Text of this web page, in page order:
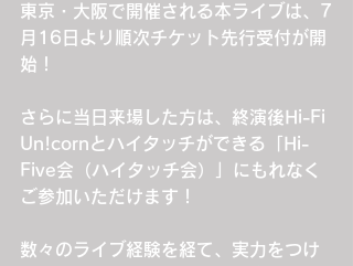
東京・大阪で開催される本ライブは、7
月16日より順次チケット先行受付が開
始！
さらに当日来場した方は、終演後Hi-Fi
Un!cornとハイタッチができる「Hi-
Five会（ハイタッチ会）」にもれなく
ご参加いただけます！
数々のライブ経験を経て、実力をつけ